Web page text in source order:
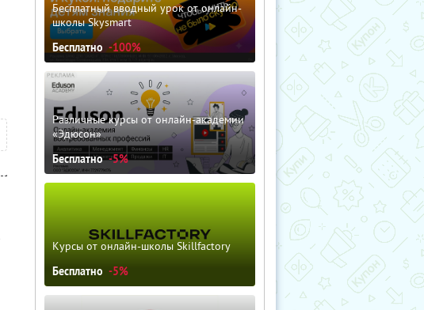
Бесплатный вводный урок от онлайн-
школы Skysmart
Бесплатно -100%
Различные курсы от онлайн-академии
«Эдюсон»
Бесплатно -5%
Курсы от онлайн-школы Skillfactory
Бесплатно -5%